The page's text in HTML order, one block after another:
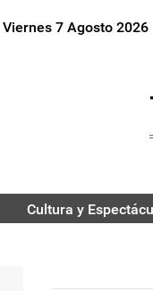
Viernes 7 Agosto 2026
Cultura y